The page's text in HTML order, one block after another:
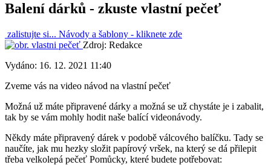
Balení dárků - zkuste vlastní pečeť
zalistujte si... Návody a šablony - kliknete zde
Zdroj: Redakce
Vydáno: 16. 12. 2021 11:40
Zveme vás na video návod na vlastní pečeť
Možná už máte připravené dárky a možná se už chystáte je i zabalit,
tak by se vám mohly hodit naše balící videonávody.
Někdy máte připravený dárek v podobě válcového balíčku. Tady se
naučíte, jak mu hezky složit papírový vršek, na který se dá přilepit
třeba velkolepá pečeť Pomůcky, které budete potřebovat: